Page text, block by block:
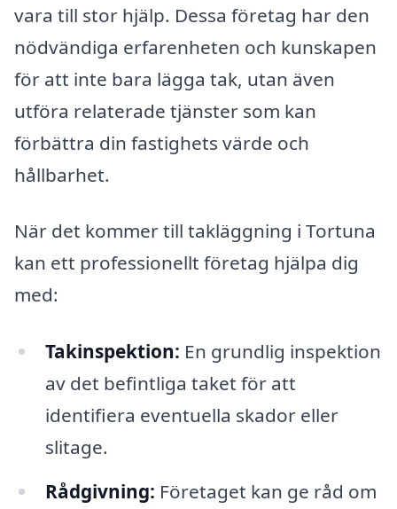
vara till stor hjälp. Dessa företag har den
nödvändiga erfarenheten och kunskapen
för att inte bara lägga tak, utan även
utföra relaterade tjänster som kan
förbättra din fastighets värde och
hållbarhet.
När det kommer till takläggning i Tortuna
kan ett professionellt företag hjälpa dig
med:
Takinspektion: En grundlig inspektion
av det befintliga taket för att
identifiera eventuella skador eller
slitage.
Rådgivning: Företaget kan ge råd om